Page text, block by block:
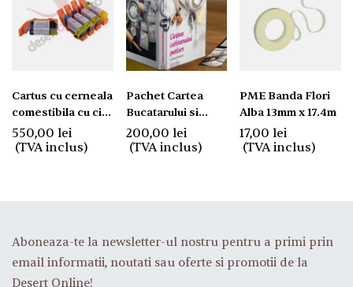
Cartus cu cerneala
comestibila cu cip
PGI580, CLI581
550,00 lei
(TVA inclus)
Pachet Cartea
Bucatarului si
Cartea Cofetarului
Patiser. Transport
200,00 lei
(TVA inclus)
PME Banda Flori
Alba 13mm x 17.4m
17,00lei
(TVA inclus)
Aboneaza-te la newsletter-ul nostru pentru a primi prin
email informatii, noutati sau oferte si promotii de la
Desert Online!